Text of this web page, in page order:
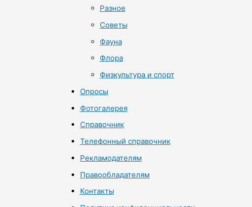
Разное
Советы
Фауна
Флора
Физкультура и спорт
Опросы
Фотогалерея
Справочник
Телефонный справочник
Рекламодателям
Правообладателям
Контакты